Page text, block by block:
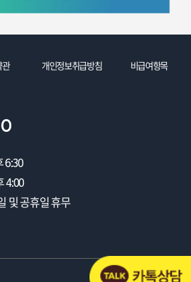
관 개인정보취급방침 비급여항목
6:30
4:00
및 공휴일 휴무